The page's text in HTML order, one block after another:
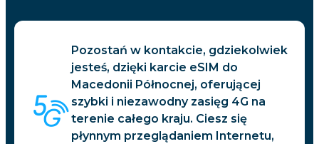
Pozostań w kontakcie, gdziekolwiek
jesteś, dzięki karcie eSIM do
Macedonii Północnej, oferującej
szybki i niezawodny zasięg 4G na
terenie całego kraju. Ciesz się
płynnym przeglądaniem Internetu,